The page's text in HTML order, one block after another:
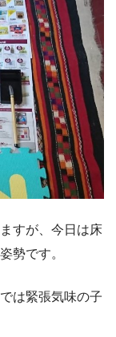
すが、今日は床
勢です。
は緊張気味の子